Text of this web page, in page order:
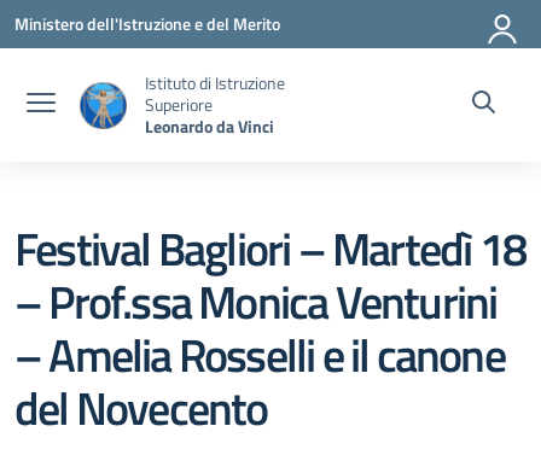
Vai ai contenuti
Vai al menu di navigazione
Vai al footer
Ministero dell'Istruzione e del Merito
Istituto di Istruzione
Superiore
Leonardo da Vinci
Festival Bagliori – Martedì 18
– Prof.ssa Monica Venturini
– Amelia Rosselli e il canone
del Novecento